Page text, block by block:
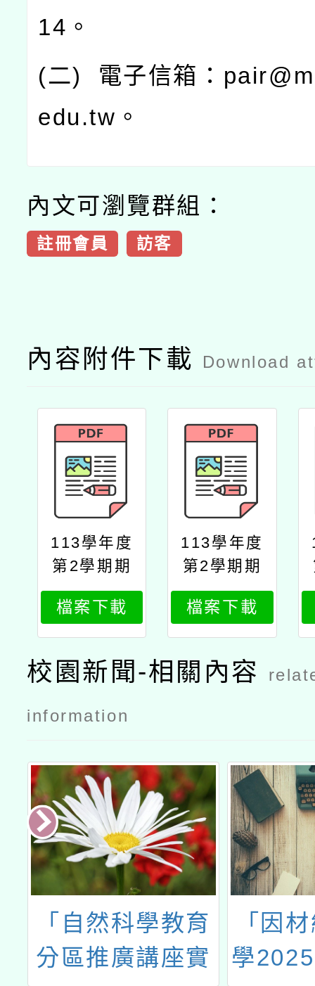
14 。
(二) 電子信箱：
edu.tw 。
內文可瀏覽群組：
註冊會員 訪客
內容附件下載 Download
113學年度
第2學期期
末「識字量
測驗」「教
育雲端帳號
綁定」說明
檔案下載
113學年度
第2學期期
末「識字量
測驗」開放
施測暨「教
育雲端帳號
綁定」使用
檔案下載
校園新聞-相關內容
information
「自然科學教育
分區推廣講座實
「因
學